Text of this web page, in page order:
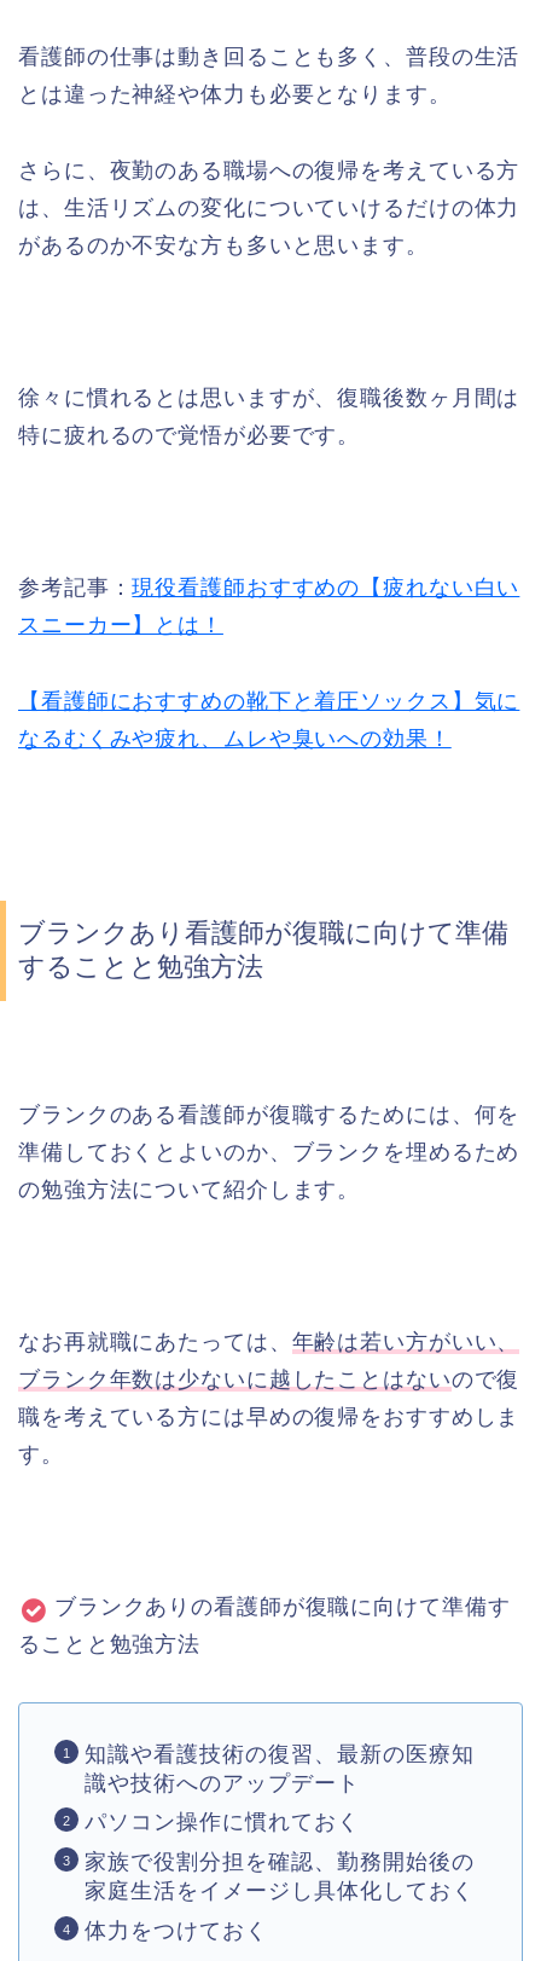
看護師の仕事は動き回ることも多く、普段の生活
とは違った神経や体力も必要となります。
さらに、夜勤のある職場への復帰を考えている方
は、生活リズムの変化についていけるだけの体力
があるのか不安な方も多いと思います。
徐々に慣れるとは思いますが、復職後数ヶ月間は
特に疲れるので覚悟が必要です。
参考記事：現役看護師おすすめの【疲れない白い
スニーカー】とは！
【看護師におすすめの靴下と着圧ソックス】気に
なるむくみや疲れ、ムレや臭いへの効果！
ブランクあり看護師が復職に向けて準備
することと勉強方法
ブランクのある看護師が復職するためには、何を
準備しておくとよいのか、ブランクを埋めるため
の勉強方法について紹介します。
なお再就職にあたっては、 年齢は若い方がいい、
ブランク年数は少ないに越したことはないので復
職を考えている方には早めの復帰をおすすめしま
す。
ブランクありの看護師が復職に向けて準備す
ることと勉強方法
知識や看護技術の復習、最新の医療知
識や技術へのアップデート
パソコン操作に慣れておく
家族で役割分担を確認、勤務開始後の
家庭生活をイメージし具体化しておく
体力をつけておく